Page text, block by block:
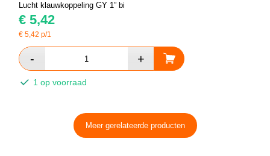
Lucht klauwkoppeling GY 1” bi
€ 5,42
€5,42 p/1
1 op voorraad
Meer gerelateerde producten